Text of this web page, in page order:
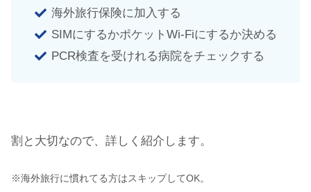
海外旅行保険に加入する
SIMにするかポケットWi-Fiにするか決める
PCR検査を受けれる病院をチェックする
割と大切なので、詳しく紹介します。
※海外旅行に慣れてる方はスキップしてOK。